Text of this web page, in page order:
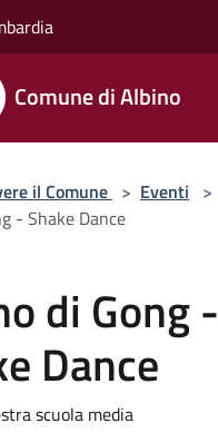
Comune di Albino
il Comune > Eventi >
- Shake Dance
di Gong -
Dance
scuola media